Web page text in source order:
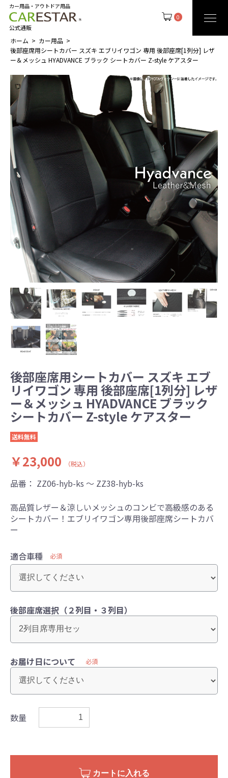
0
カー用品・アウトドア用品
公式通販
ホーム
カー用品
後部座席用シートカバー スズキ エブリイワゴン 専用 後部座席[1列分] レザ
ー＆メッシュ HYADVANCE ブラック シートカバー Z-style ケアスター
後部座席用シートカバー スズキ エブ
リイワゴン 専用 後部座席[1列分] レザ
ー＆メッシュ HYADVANCE ブラック
シートカバー Z-style ケアスター
送料無料
￥23,000 （税込）
品番： ZZ06-hyb-ks ～ ZZ38-hyb-ks
高品質レザー＆涼しいメッシュのコンビで高級感のある
シートカバー！エブリイワゴン専用後部座席シートカバ
ー
適合車種 必須
後部座席選択（２列目・３列目）
お届け日について 必須
数量
カートに入れる